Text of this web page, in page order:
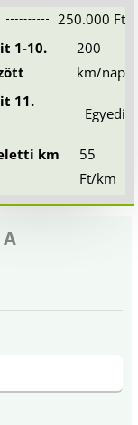
250.000 Ft
1-10.
200
km/nap
11.
Egyedi
km
55
Ft/km
A